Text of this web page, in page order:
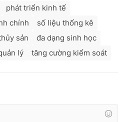
phát triển kinh tế
chính
số liệu thống kê
sản
đa dạng sinh học
lý tăng cường kiểm soát